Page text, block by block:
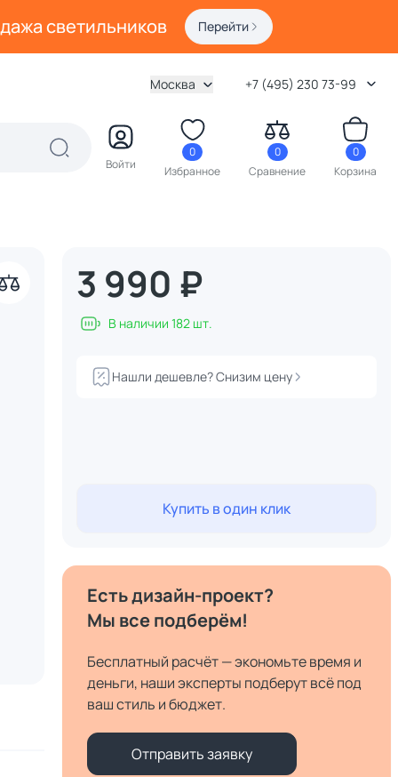
светильников Перейти
Москва +7 (495) 230 73-99
Войти
0
Избранное
0
Сравнение
0
Корзина
3 990 ₽
В наличии 182 шт.
Нашли дешевле? Снизим цену
Купить в один клик
Есть дизайн-проект?
Мы все подберём!
Бесплатный расчёт — экономьте время и
деньги, наши эксперты подберут всё под
ваш стиль и бюджет.
Отправить заявку